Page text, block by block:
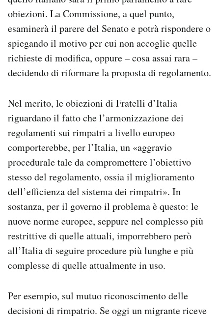
obiezioni. La Commissione, a quel punto,
esaminerà il parere del Senato e potrà rispondere o
spiegando il motivo per cui non accoglie quelle
richieste di modifica, oppure – cosa assai rara –
decidendo di riformare la proposta di regolamento.
Nel merito, le obiezioni di Fratelli d’Italia
riguardano il fatto che l’armonizzazione dei
regolamenti sui rimpatri a livello europeo
comporterebbe, per l’Italia, un «aggravio
procedurale tale da compromettere l’obiettivo
stesso del regolamento, ossia il miglioramento
dell’efficienza del sistema dei rimpatri». In
sostanza, per il governo il problema è questo: le
nuove norme europee, seppure nel complesso più
restrittive di quelle attuali, imporrebbero però
all’Italia di seguire procedure più lunghe e più
complesse di quelle attualmente in uso.
Per esempio, sul mutuo riconoscimento delle
decisioni di rimpatrio. Se oggi un migrante riceve